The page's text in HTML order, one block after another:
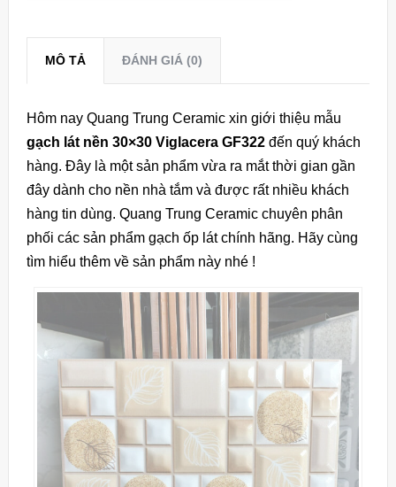
MÔ TẢ ĐÁNH GIÁ (0)
Hôm nay Quang Trung Ceramic xin giới thiệu mẫu
gạch lát nền 30×30 Viglacera GF322đến quý khách
hàng. Đây là một sản phẩm vừa ra mắt thời gian gần
đây dành cho nền nhà tắm và được rất nhiều khách
hàng tin dùng. Quang Trung Ceramic chuyên phân
phối các sản phẩm gạch ốp lát chính hãng. Hãy cùng
tìm hiểu thêm về sản phẩm này nhé !